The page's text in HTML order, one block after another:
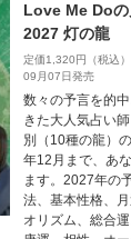
Love Me Doの
2027 灯の龍
定価1,320円（税込
09月07日発売
数々の予言を的
きた大人気占い
別（10種の龍）
年12月まで、あ
ます。2027年の
法、基本性格、
オリズム、総合